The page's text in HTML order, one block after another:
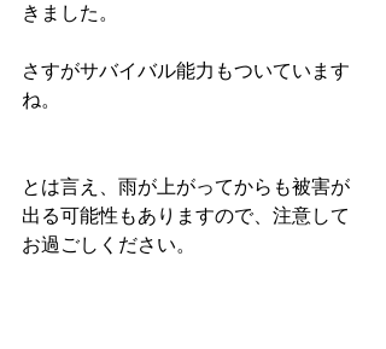
きました。
さすがサバイバル能力もついています
ね。
とは言え、雨が上がってからも被害が
出る可能性もありますので、注意して
お過ごしください。